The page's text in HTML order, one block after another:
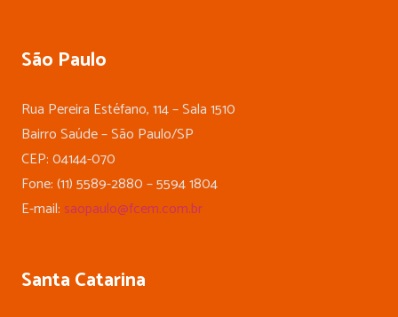
São Paulo
Rua Pereira Estéfano, 114 – Sala 1510
Bairro Saúde – São Paulo/SP
CEP: 04144-070
Fone: (11) 5589-2880 – 5594 1804
E-mail: saopaulo@fcem.com.br
Santa Catarina